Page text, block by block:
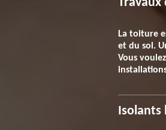
La toiture
et du sol.
Vous
Isolants